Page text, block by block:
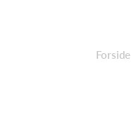
Forside